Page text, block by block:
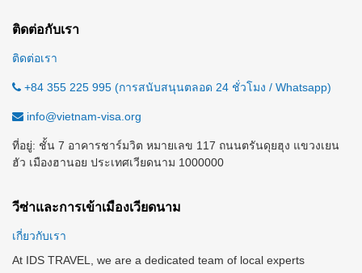
ติดต่อกับเรา
ติดต่อเรา
+84 355 225 995 (การสนับสนุนตลอด 24 ชั่วโมง / Whatsapp)
info@vietnam-visa.org
ที่อยู่: ชั้น 7 อาคารชาร์มวิต หมายเลข 117 ถนนตรันดุยฮุง แขวงเยน
ฮัว เมืองฮานอย ประเทศเวียดนาม 1000000
วีซ่าและการเข้าเมืองเวียดนาม
เกี่ยวกับเรา
At IDS TRAVEL, we are a dedicated team of local experts